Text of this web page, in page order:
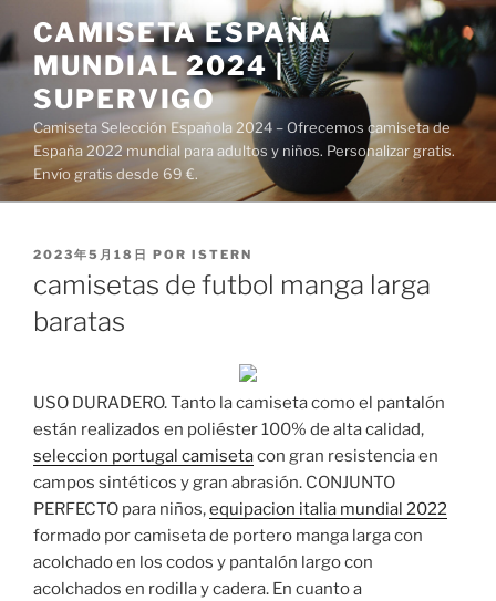
al
contenido
CAMISETA ESPAÑA
MUNDIAL 2024 |
SUPERVIGO
Camiseta Selección Española 2024 – Ofrecemos camiseta de
España 2022 mundial para adultos y niños. Personalizar gratis.
Envío gratis desde 69 €.
PUBLICADO
2023年5月18日 POR ISTERN
camisetas de futbol manga larga
baratas
USO DURADERO. Tanto la camiseta como el pantalón
están realizados en poliéster 100% de alta calidad,
seleccion portugal camisetacon gran resistencia en
campos sintéticos y gran abrasión. CONJUNTO
PERFECTO para niños,equipacion italia mundial 2022
formado por camiseta de portero manga larga con
acolchado en los codos y pantalón largo con
acolchados en rodilla y cadera. En cuanto a